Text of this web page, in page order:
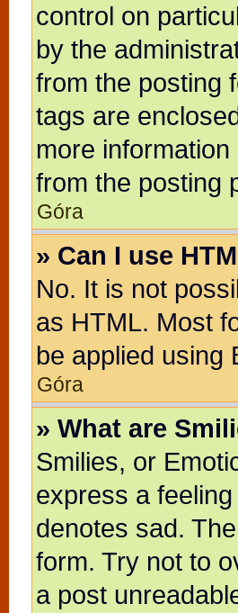
control on
by the
from the posting
tags are
more
from the posting
Góra
» Can I use
No. It is not
as HTML. Most
be applied using
Góra
» What are
Smilies, or
express a
denotes sad.
form. Try not to
a post